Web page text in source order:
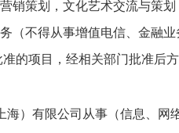
销策划，文化艺术交流与策
（不得从事增值电信、金融
的项目，经相关部门批准后方
海）有限公司从事（信息、网